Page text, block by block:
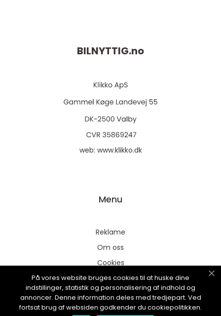
BILNYTTIG.no
web: www.klikko.dk
Menu
Reklame
Om oss
Cookies
Kontakt Oss
Sitemap
På vores website bruges cookies til at huske dine
indstillinger, statistik og personalisering af indhold og
annoncer. Denne information deles med tredjepart. Ved
fortsat brug af websiden godkender du cookiepolitikken.